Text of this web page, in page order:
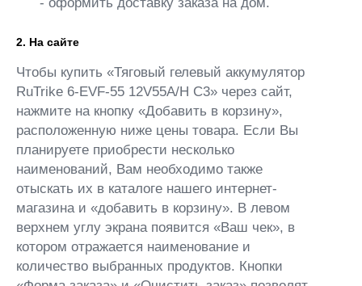
2. На сайте
Чтобы купить «Тяговый гелевый аккумулятор
RuTrike 6-EVF-55 12V55A/H C3» через сайт,
нажмите на кнопку «Добавить в корзину»,
расположенную ниже цены товара. Если Вы
планируете приобрести несколько
наименований, Вам необходимо также
отыскать их в каталоге нашего интернет-
магазина и «добавить в корзину». В левом
верхнем углу экрана появится «Ваш чек», в
котором отражается наименование и
количество выбранных продуктов. Кнопки